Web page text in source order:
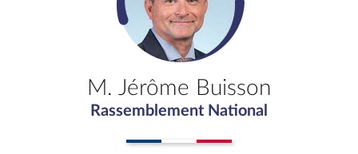
M. Jérôme Buisson
Rassemblement National